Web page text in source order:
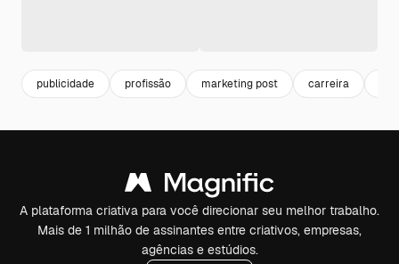
publicidade profissão marketing post carreira
A plataforma criativa para você direcionar seu melhor trabalho.
Mais de 1 milhão de assinantes entre criativos, empresas,
agências e estúdios.